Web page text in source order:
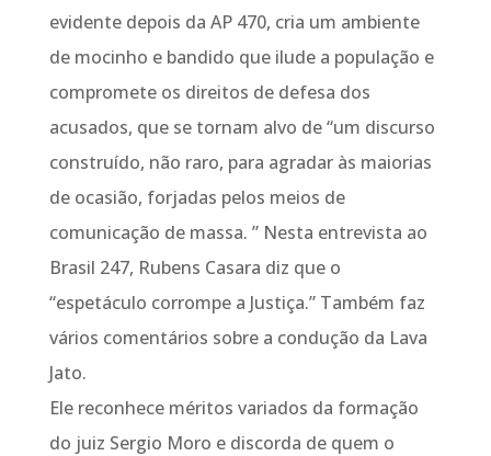
evidente depois da AP 470, cria um ambiente
de mocinho e bandido que ilude a população e
compromete os direitos de defesa dos
acusados, que se tornam alvo de “um discurso
construído, não raro, para agradar às maiorias
de ocasião, forjadas pelos meios de
comunicação de massa. ” Nesta entrevista ao
Brasil 247, Rubens Casara diz que o
“espetáculo corrompe a Justiça.” Também faz
vários comentários sobre a condução da Lava
Jato.
Ele reconhece méritos variados da formação
do juiz Sergio Moro e discorda de quem o